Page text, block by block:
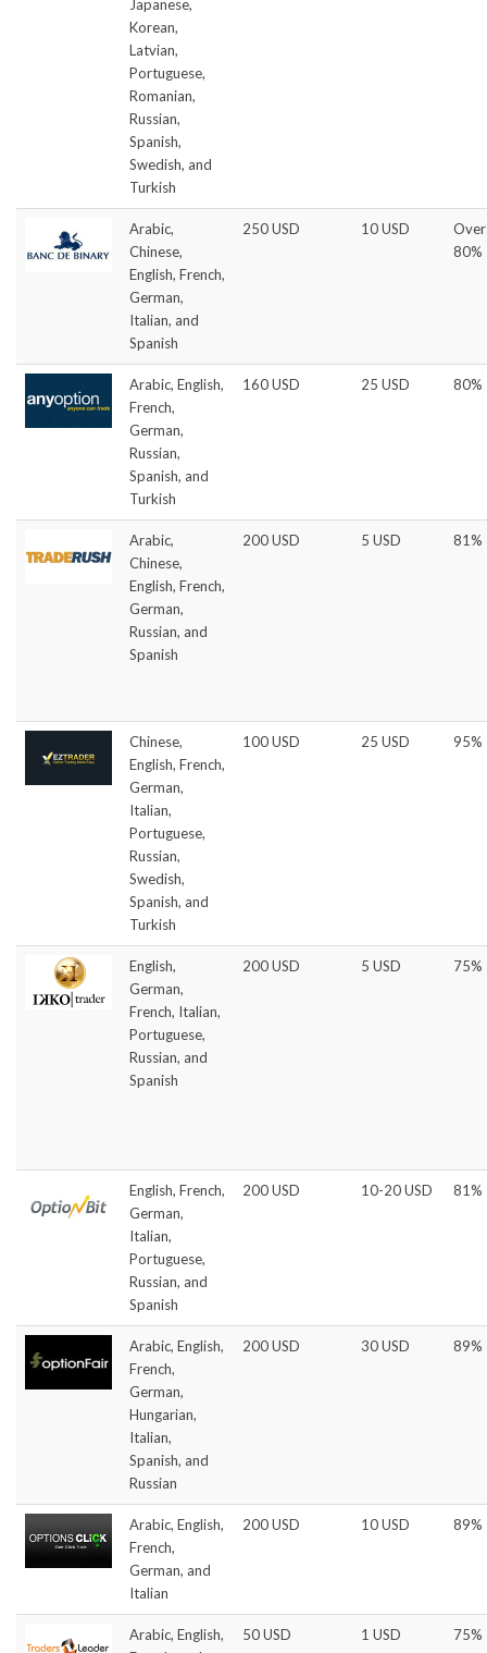
Japanese,
Korean,
Latvian,
Portuguese,
Romanian,
Russian,
Spanish,
Swedish, and
Turkish
Arabic,
Chinese,
English, French,
German,
Italian, and
Spanish
250 USD 10 USD
Over
80%
Arabic, English,
French,
German,
Russian,
Spanish, and
Turkish
160 USD 25 USD 80%
Arabic,
Chinese,
English, French,
German,
Russian, and
Spanish
200 USD 5 USD 81%
Chinese,
English, French,
German,
Italian,
Portuguese,
Russian,
Swedish,
Spanish, and
Turkish
100 USD 25 USD 95%
English,
German,
French, Italian,
Portuguese,
Russian, and
Spanish
200 USD 5 USD 75%
English, French,
German,
Italian,
Portuguese,
Russian, and
Spanish
200 USD 10-20 USD 81%
Arabic, English,
French,
German,
Hungarian,
Italian,
Spanish, and
Russian
200 USD 30 USD 89%
Arabic, English,
French,
German, and
Italian
200 USD 10 USD 89%
Arabic, English,
50 USD 1 USD 75%